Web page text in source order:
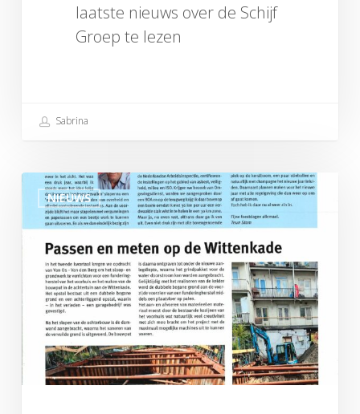
laatste nieuws over de Schijf
Groep te lezen
Sabrina
NIEUWS
Schijfwijze
December
2024